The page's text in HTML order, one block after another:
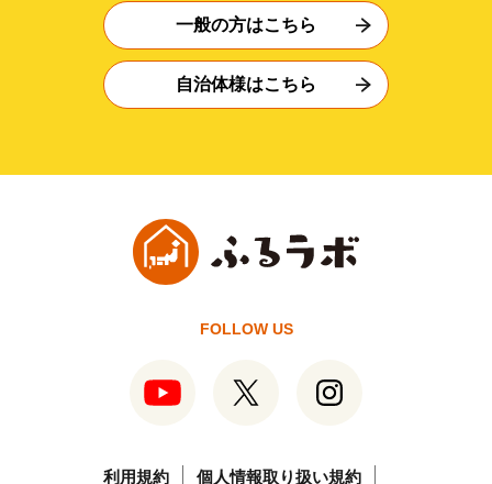
一般の方はこちら
自治体様はこちら
FOLLOW US
利用規約 個人情報取り扱い規約